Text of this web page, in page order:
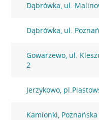
Dąbrówka, ul.
Dąbrówka, ul.
Gowarzewo, ul.
2
Jerzykowo,
Kamionki,